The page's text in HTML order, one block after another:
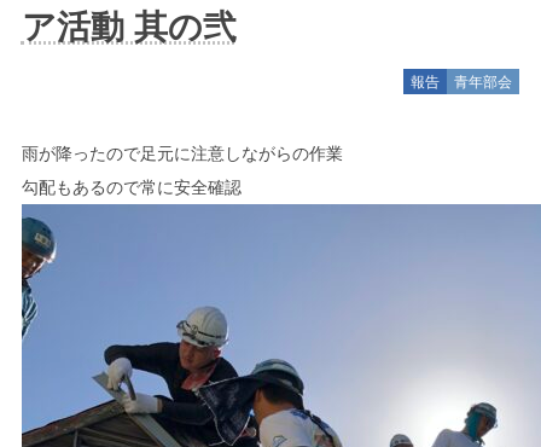
ア活動 其の弐
報告 青年部会
雨が降ったので足元に注意しながらの作業
勾配もあるので常に安全確認